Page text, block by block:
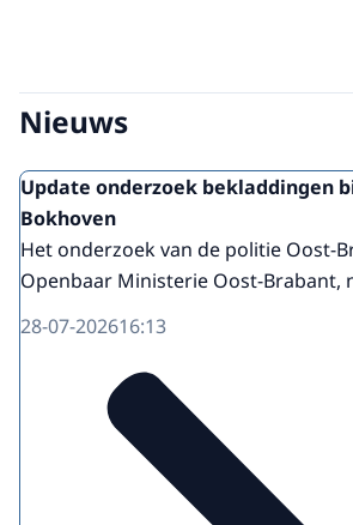
Nieuws
Update onderzoek bekladdingen
Bokhoven
Het onderzoek van de politie Oost-
Openbaar Ministerie Oost-Brabant,
28-07-202616:13